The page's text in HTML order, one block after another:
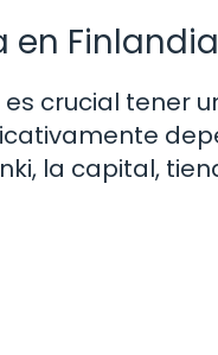
en Finlandia
crucial tener
la capital,